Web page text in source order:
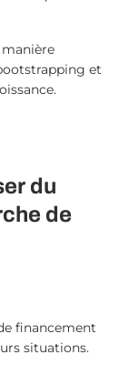
et
du
de
financement
situations.